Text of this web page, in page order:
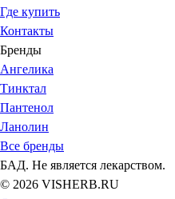
Где купить
Контакты
Бренды
Ангелика
Тинктал
Пантенол
Ланолин
Все бренды
БАД. Не является лекарством.
© 2026 VISHERB.RU